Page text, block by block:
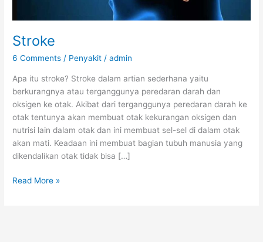
Stroke
6 Comments / Penyakit /admin
Apa itu stroke? Stroke dalam artian sederhana yaitu
berkurangnya atau terganggunya peredaran darah dan
oksigen ke otak. Akibat dari terganggunya peredaran darah ke
otak tentunya akan membuat otak kekurangan oksigen dan
nutrisi lain dalam otak dan ini membuat sel-sel di dalam otak
akan mati. Keadaan ini membuat bagian tubuh manusia yang
dikendalikan otak tidak bisa […]
Stroke
Read More »